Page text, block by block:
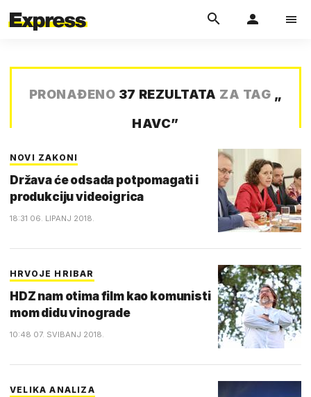
PRONAĐENO 37 REZULTATA ZA TAG „
HAVC”
NOVI ZAKONI
Država će odsada potpomagati i
produkciju videoigrica
18:31 06. LIPANJ 2018.
HRVOJE HRIBAR
HDZ nam otima film kao komunisti
mom didu vinograde
10:48 07. SVIBANJ 2018.
VELIKA ANALIZA